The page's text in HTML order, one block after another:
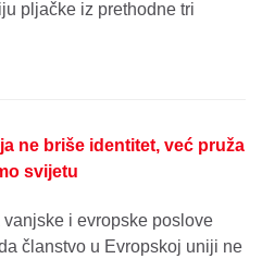
pljačke iz prethodne tri
ne briše identitet, već pruža
svijetu
i evropske poslove
članstvo u Evropskoj uniji ne